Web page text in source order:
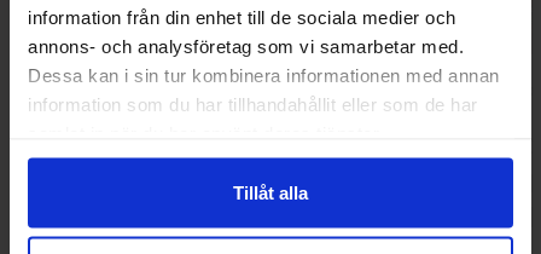
information från din enhet till de sociala medier och
annons- och analysföretag som vi samarbetar med.
Dessa kan i sin tur kombinera informationen med annan
information som du har tillhandahållit eller som de har
Tillåt alla
Pedro Peach Rings 80g Shades By Niko